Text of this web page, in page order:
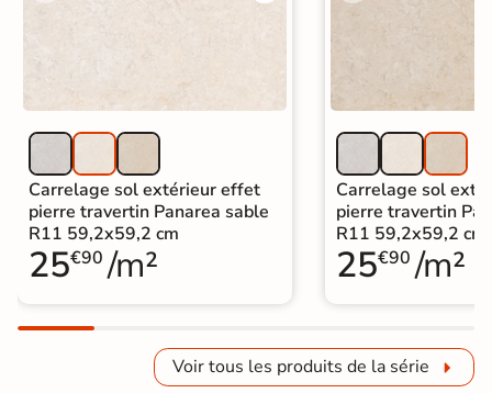
Carrelage sol extérieur effet
pierre travertin Panarea sable
R11 59,2x59,2 cm
25€90 /m²
Carrelage sol
pierre travertin
R11 59,2x59,2 cm
25€90 /m²
Voir tous les produits de la série